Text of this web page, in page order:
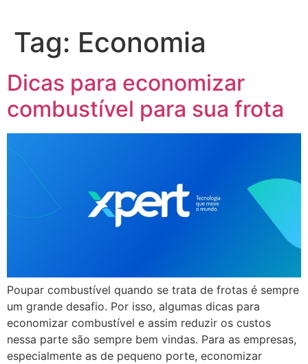
Tag: Economia
Dicas para economizar
combustível para sua frota
Poupar combustível quando se trata de frotas é sempre
um grande desafio. Por isso, algumas dicas para
economizar combustível e assim reduzir os custos
nessa parte são sempre bem vindas. Para as empresas,
especialmente as de pequeno porte, economizar